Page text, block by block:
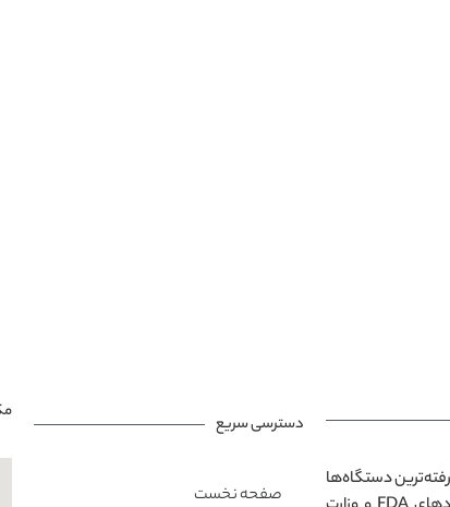
دستگاه‌ها
دسترسی سریع
صفحه نخست